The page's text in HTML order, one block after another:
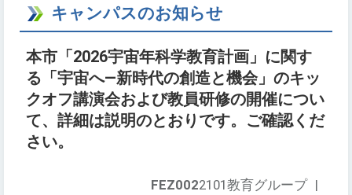
キャンパスのお知らせ
本市「2026宇宙年科学教育計画」に関す
る「宇宙へ—新時代の創造と機会」のキッ
クオフ講演会および教員研修の開催につい
て、詳細は説明のとおりです。ご確認くだ
さい。
FEZ0022101教育グループ |